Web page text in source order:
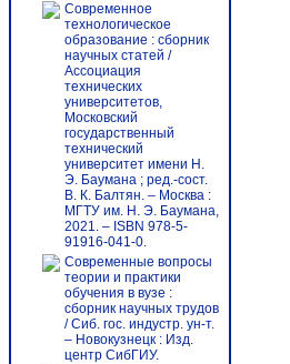
Современное
технологическое
образование : cборник
научных статей /
Ассоциация
технических
университетов,
Московский
государственный
технический
университет имени Н.
Э. Баумана ; ред.-сост.
В. К. Балтян. – Москва :
МГТУ им. Н. Э. Баумана,
2021. – ISBN 978-5-
91916-041-0.
Современные вопросы
теории и практики
обучения в вузе :
сборник научных трудов
/ Сиб. гос. индустр. ун-т.
– Новокузнецк : Изд.
центр СибГИУ.